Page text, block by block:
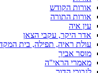
אורות הקודש
אורות התורה
עין איה
אדר היקר, עקבי הצאן
עולת ראיה, תפילה, בית
מוסר אביך
מאמרי הראי"ה